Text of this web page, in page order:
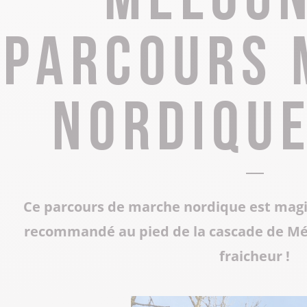
Tous les restaurants
Les commerces de proximité
Les Grottes du Cerdon
Les musées et sites historiques
Tout le patrimoine
Supporter de rugby
Toutes les manifestations
Toutes les activités hiver
Parcours
Ce parcours de marche nordique est
recommandé au pied de la cascade de
fraicheur !